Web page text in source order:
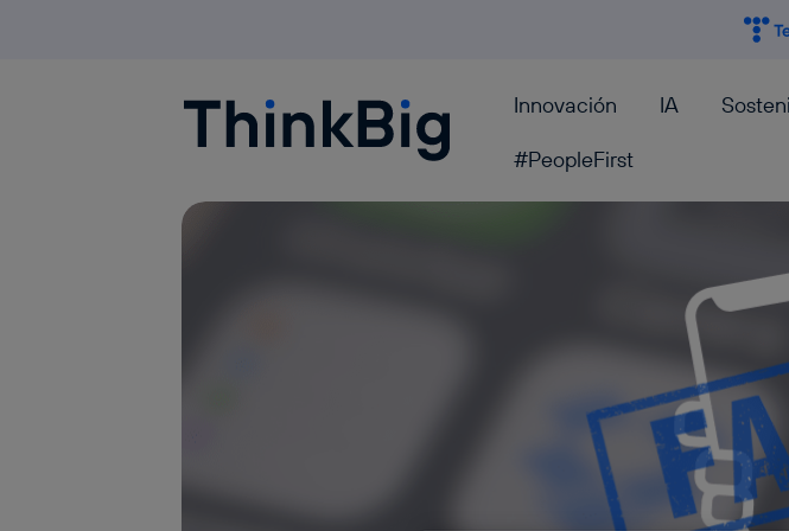
Blogthinkbig.com Innovación IA
#PeopleFirst